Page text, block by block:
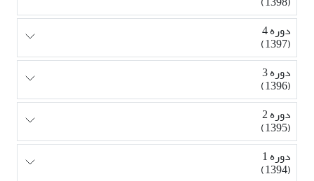
دوره 4
(1397)
دوره 3
(1396)
دوره 2
(1395)
دوره 1
(1394)